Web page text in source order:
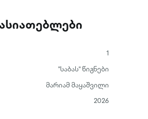
1
"საბას" წიგნები
მარიამ მაყაშვილი
2026